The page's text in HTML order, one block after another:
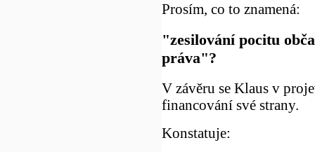
Prosím, co to znamená:
"zesilování pocitu
práva"?
V závěru se Klaus v
financování své strany.
Konstatuje: